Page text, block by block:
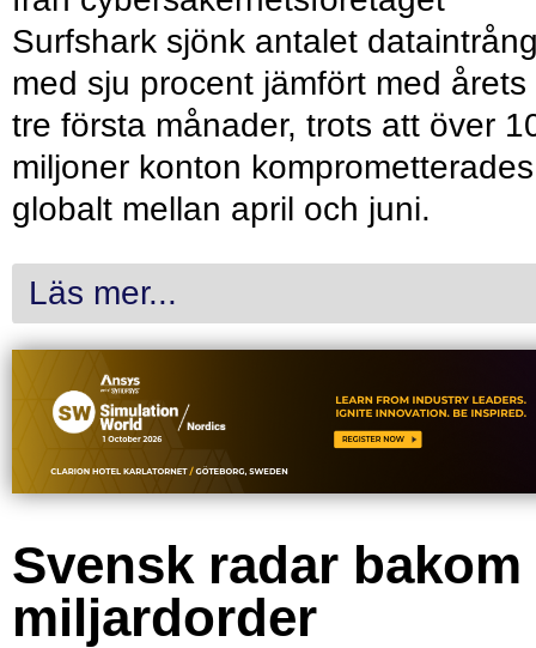
Surfshark sjönk antalet
med sju procent jämfört med årets
tre första månader, trots att över
miljoner konton komprometterades
globalt mellan april och juni.
Läs mer...
Svensk radar bakom
miljardorder